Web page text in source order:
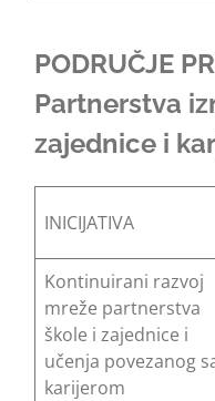
PODRUČJE
Partnerstva
zajednice i
INICIJATIVA
Kontinuirani razvoj
mreže partnerstva
škole i zajednice i
učenja povezanog
karijerom